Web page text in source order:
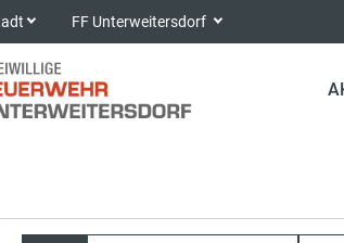
FF Unterweitersdorf